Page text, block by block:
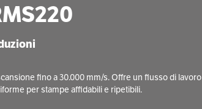
fino a 30.000 mm/s. Offre un flusso di lavoro
per stampe affidabili e ripetibili.